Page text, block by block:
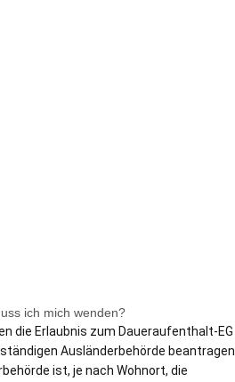
ich mich wenden?
die Erlaubnis zum Daueraufenthalt-EG
Ausländerbehörde beantragen.
ist, je nach Wohnort, die